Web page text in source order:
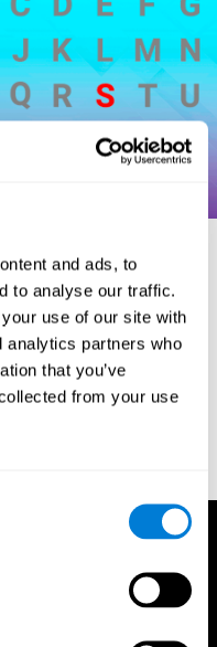
and ads, to
to analyse our traffic.
use of our site with
analytics partners who
that you’ve
from your use
Test Manual.
Services.
Hooper Visual
Applied